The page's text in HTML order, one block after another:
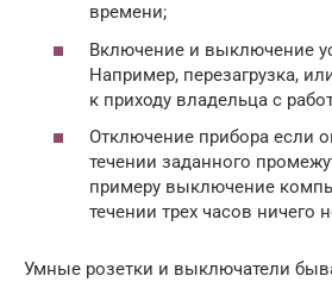
времени;
Включение и выключение
Например, перезагрузка,
к приходу владельца с
Отключение прибора если
течении заданного
примеру выключение
течении трех часов ничего
Умные розетки и выключатели